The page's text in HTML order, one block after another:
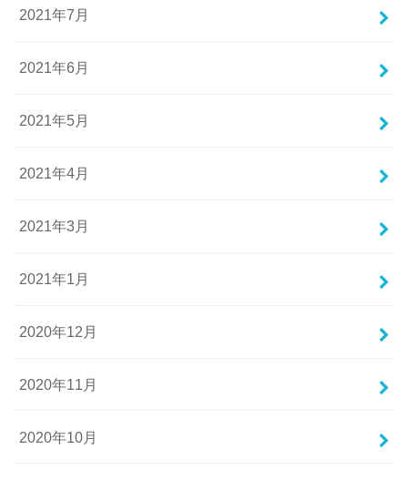
2021年7月
2021年6月
2021年5月
2021年4月
2021年3月
2021年1月
2020年12月
2020年11月
2020年10月